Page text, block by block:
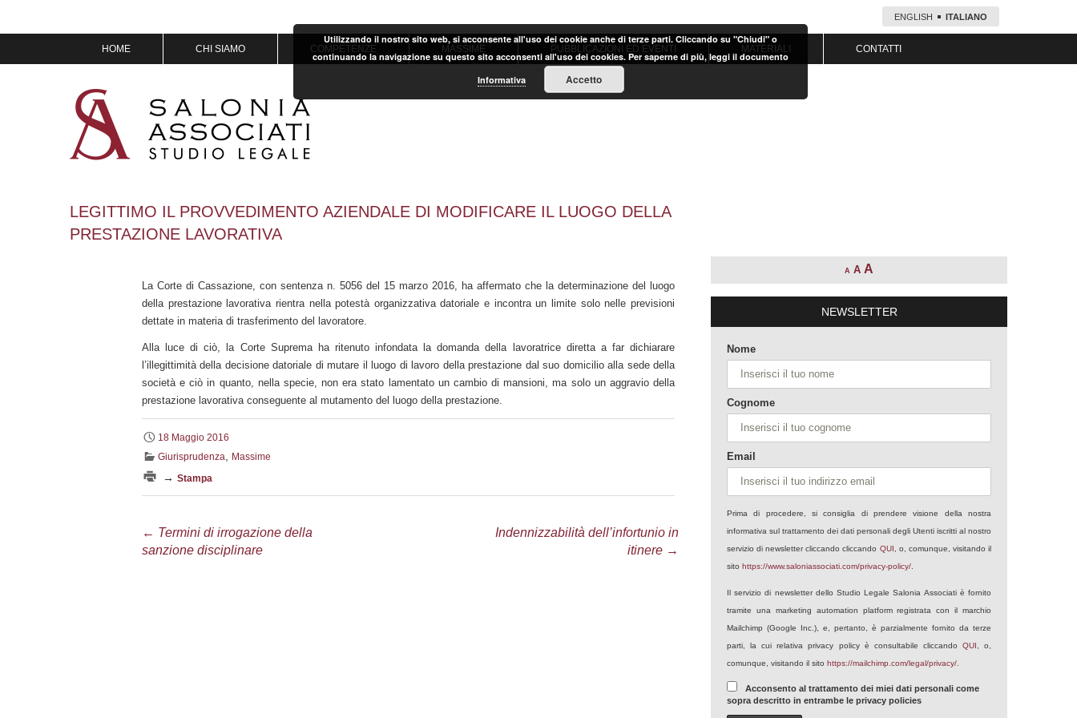
ENGLISH ITALIANO
HOME CHI SIAMO
IL TEAM
OF COUNSEL
COMPETENZE MASSIME PUBBLICAZIONI ED EVENTI MATERIALI CONTATTI
LEGITTIMO IL PROVVEDIMENTO AZIENDALE DI MODIFICARE IL LUOGO DELLA
PRESTAZIONE LAVORATIVA
La Corte di Cassazione, con sentenza n. 5056 del 15 marzo 2016, ha affermato che la determinazione del luogo
della prestazione lavorativa rientra nella potestà organizzativa datoriale e incontra un limite solo nelle previsioni
dettate in materia di trasferimento del lavoratore.
Alla luce di ciò, la Corte Suprema ha ritenuto infondata la domanda della lavoratrice diretta a far dichiarare
l’illegittimità della decisione datoriale di mutare il luogo di lavoro della prestazione dal suo domicilio alla sede della
società e ciò in quanto, nella specie, non era stato lamentato un cambio di mansioni, ma solo un aggravio della
prestazione lavorativa conseguente al mutamento del luogo della prestazione.
18 Maggio 2016
Giurisprudenza
Massime
→ Stampa
Navigazione
← Termini di irrogazione della
sanzione disciplinare
Indennizzabilità dell’infortunio in
itinere →
A A A
NEWSLETTER
Nome
Cognome
Email
Prima di procedere, si consiglia di prendere visione della nostra
informativa sul trattamento dei dati personali degli Utenti iscritti al nostro
servizio di newsletter cliccando cliccando QUI , o, comunque, visitando il
sito https://www.saloniassociati.com/privacy-policy/
Il servizio di newsletter dello Studio Legale Salonia Associati è fornito
tramite una marketing automation platform registrata con il marchio
Mailchimp (Google Inc.), e, pertanto, è parzialmente fornito da terze
parti, la cui relativa privacy policy è consultabile cliccando QUI , o,
comunque, visitando il sito https://mailchimp.com/legal/privacy/
Acconsento al trattamento dei miei dati personali come
sopra descritto in entrambe le privacy policies
Utilizzando il nostro sito web, si acconsente all'uso dei cookie anche di terze parti. Cliccando su "Chiudi" o
continuando la navigazione su questo sito acconsenti all'uso dei cookies. Per saperne di più, leggi il documento
Informativa
Accetto